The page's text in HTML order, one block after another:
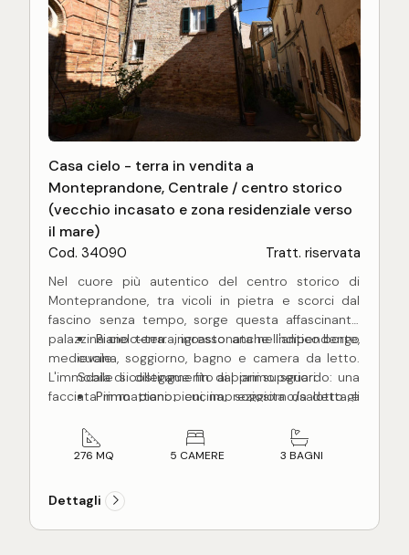
Casa cielo - terra in vendita a
Monteprandone, Centrale / centro storico
(vecchio incasato e zona residenziale verso
il mare)
Cod. 34090 Tratt. riservata
Nel cuore più autentico del centro storico di
Monteprandone, tra vicoli in pietra e scorci dal
fascino senza tempo, sorge questa affascinante
palazzina cielo-terra, incastonata nell'antico borgo
medievale.
L'immobile si distingue fin dal primo sguardo: una
facciata in mattoni pieni, impreziosita da dettagli
ad arco in pietra, che accoglie in un'atmosfera
calda e ricca di storia. I suggestivi vicoli circostanti,
intimità e autenticità ormai raro.
Completamente ristrutturata con grande
attenzione conservativa, la proprietà ha
Piano terra: ingresso anche indipendente,
cucina, soggiorno, bagno e camera da letto.
Scala di collegamento ai piani superiori.
Primo piano: cucina, soggiorno/salotto e
terzo bagno.
Secondo piano: caratterizzato da
camere da letto, di cui una con bagno privato
e un altro bagno.
Ultimo piano: studio/stireria eterrazza
276 MQ 5 CAMERE 3 BAGNI
Dettagli